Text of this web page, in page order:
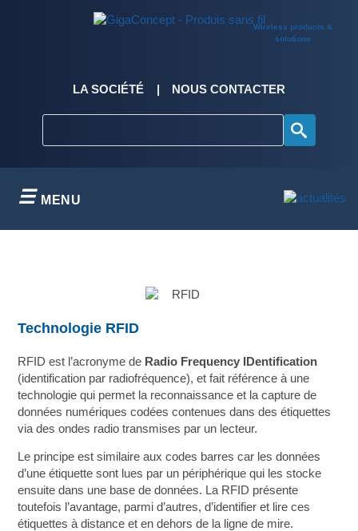
Wireless products &
solutions
LA SOCIÉTÉ NOUS CONTACTER
MENU
Technologie RFID
RFID est l’acronyme de Radio Frequency IDentification
(identification par radiofréquence), et fait référence à une
technologie qui permet la reconnaissance et la capture de
données numériques codées contenues dans des étiquettes
via des ondes radio transmises par un lecteur.
Le principe est similaire aux codes barres car les données
d’une étiquette sont lues par un périphérique qui les stocke
ensuite dans une base de données. La RFID présente
toutefois l’avantage, parmi d’autres, d’identifier et lire ces
étiquettes à distance et en dehors de la ligne de mire.